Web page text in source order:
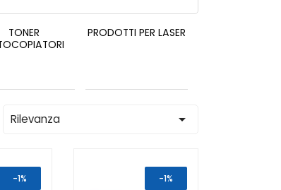
TONER
PRODOTTI PER LASER
Rilevanza 
-1% -1%